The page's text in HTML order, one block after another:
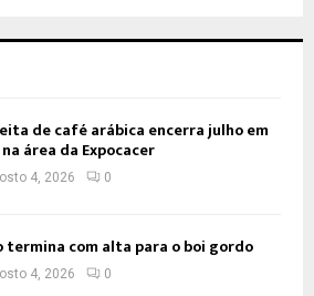
de café arábica encerra julho em
área da Expocacer
4, 2026 0
termina com alta para o boi gordo
4, 2026 0